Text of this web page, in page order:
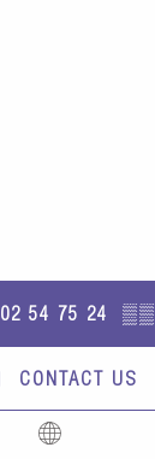
02 54 75 24 ▒▒
CONTACT US